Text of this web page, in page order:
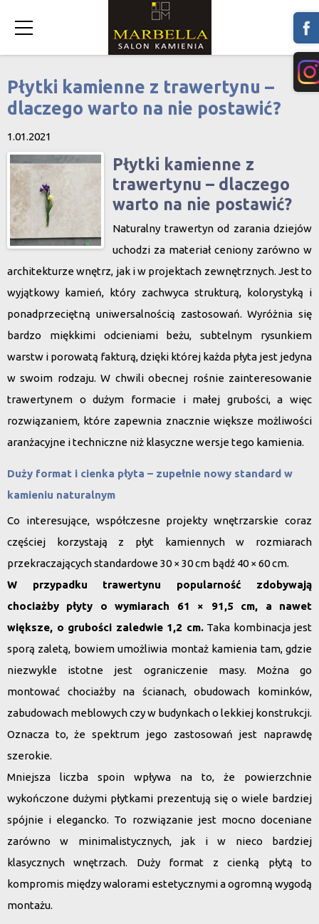
Płytki kamienne z trawertynu –
dlaczego warto na nie postawić?
1.01.2021
Płytki kamienne z
trawertynu – dlaczego
warto na nie postawić?
Naturalny trawertyn od zarania dziejów
uchodzi za materiał ceniony zarówno w
architekturze wnętrz, jak i w projektach zewnętrznych. Jest to
wyjątkowy kamień, który zachwyca strukturą, kolorystyką i
ponadprzeciętną uniwersalnością zastosowań. Wyróżnia się
bardzo miękkimi odcieniami beżu, subtelnym rysunkiem
warstw i porowatą fakturą, dzięki której każda płyta jest jedyna
w swoim rodzaju. W chwili obecnej rośnie zainteresowanie
trawertynem o dużym formacie i małej grubości, a więc
rozwiązaniem, które zapewnia znacznie większe możliwości
aranżacyjne i techniczne niż klasyczne wersje tego kamienia.
Duży format i cienka płyta – zupełnie nowy standard w
kamieniu naturalnym
Co interesujące, współczesne projekty wnętrzarskie coraz
częściej korzystają z płyt kamiennych w rozmiarach
przekraczających standardowe 30 × 30 cm bądź 40 × 60 cm.
W przypadku trawertynu popularność zdobywają
chociażby płyty o wymiarach 61 × 91,5 cm, a nawet
większe, o grubości zaledwie 1,2 cm.Taka kombinacja jest
sporą zaletą, bowiem umożliwia montaż kamienia tam, gdzie
niezwykle istotne jest ograniczenie masy. Można go
montować chociażby na ścianach, obudowach kominków,
zabudowach meblowych czy w budynkach o lekkiej konstrukcji.
Oznacza to, że spektrum jego zastosowań jest naprawdę
szerokie.
Mniejsza liczba spoin wpływa na to, że powierzchnie
wykończone dużymi płytkami prezentują się o wiele bardziej
spójnie i elegancko. To rozwiązanie jest mocno doceniane
zarówno w minimalistycznych, jak i w nieco bardziej
klasycznych wnętrzach. Duży format z cienką płytą to
kompromis między walorami estetycznymi a ogromną wygodą
montażu.